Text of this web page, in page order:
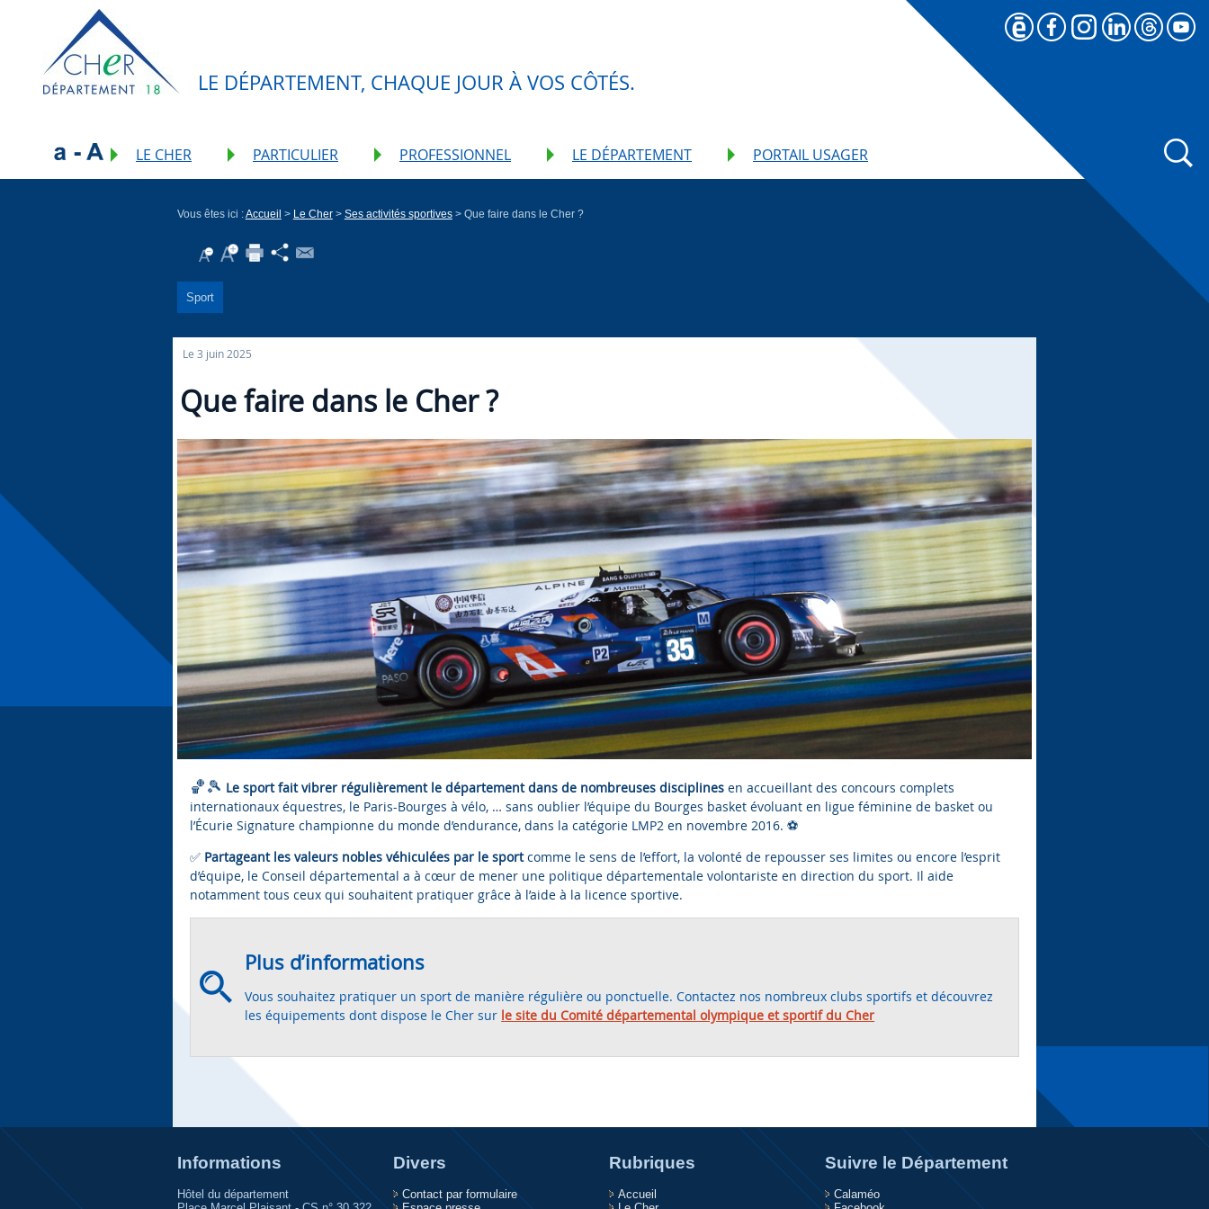
LE DÉPARTEMENT, CHAQUE JOUR À VOS CÔTÉS.
LE CHER PARTICULIER PROFESSIONNEL LE DÉPARTEMENT PORTAIL USAGER
Vous êtes ici :Accueil > Le Cher> Ses activités sportives> Que faire dans le Cher ?
Sport
Le 3 juin 2025
Que faire dans le Cher ?
🏀🎾 Le sport fait vibrer régulièrement le département dans de nombreuses disciplinesen accueillant des concours complets
internationaux équestres, le Paris-Bourges à vélo, … sans oublier l’équipe du Bourges basket évoluant en ligue féminine de basket ou
l’Écurie Signature championne du monde d’endurance, dans la catégorie LMP2 en novembre 2016. ⚽️
✅ Partageant les valeurs nobles véhiculées par le sportcomme le sens de l’effort, la volonté de repousser ses limites ou encore l’esprit
d’équipe, le Conseil départemental a à cœur de mener une politique départementale volontariste en direction du sport. Il aide
notamment tous ceux qui souhaitent pratiquer grâce à l’aide à la licence sportive.
Plus d’informations
Vous souhaitez pratiquer un sport de manière régulière ou ponctuelle. Contactez nos nombreux clubs sportifs et découvrez
les équipements dont dispose le Cher sur le site du Comité départemental olympique et sportif du Cher
Informations
Hôtel du département
Divers
Contact par formulaire
Rubriques
Accueil
Suivre le Département
Calaméo